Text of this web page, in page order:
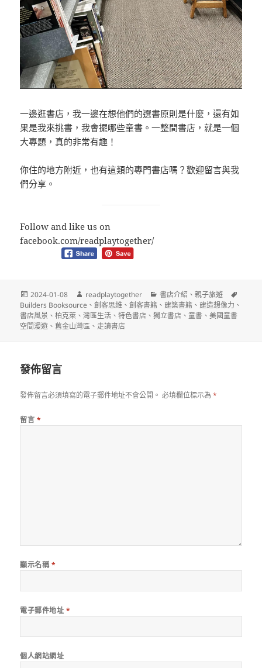
一邊逛書店，我一邊在想他們的選書原則是什麼，還有如
果是我來挑書，我會擺哪些童書。一整間書店，就是一個
大專題，真的非常有趣！
你住的地方附近，也有這類的專門書店嗎？歡迎留言與我
們分享。
Follow and like us on
facebook.com/readplaytogether/
發
佈
日
期:
2024-01-08
作
者
readplaytogether
分
類
書店介紹 、親子旅遊
Builders Booksource 、創客思維 、創客書籍 、建築書籍 、建造想像力 、
書店風景 、柏克萊 、灣區生活 、特色書店 、獨立書店 、童書 、美國童書
空間漫遊 、舊金山灣區 、走讀書店
發佈留言
發佈留言必須填寫的電子郵件地址不會公開。 必填欄位標示為*
留言 *
顯示名稱 *
電子郵件地址 *
個人網站網址